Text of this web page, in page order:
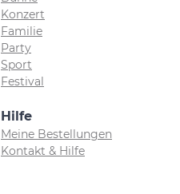
Konzert
Familie
Party
Sport
Festival
Hilfe
Meine Bestellungen
Kontakt & Hilfe